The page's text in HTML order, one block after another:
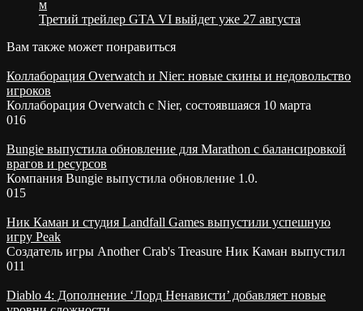
м
Третий трейлер GTA VI выйдет уже 27 августа
Вам также может понравиться
Коллаборация Overwatch и Nier: новые скины и недовольство
игроков
Коллаборация Overwatch с Nier, состоявшаяся 10 марта
016
Bungie выпустила обновление для Marathon с балансировкой
врагов и ресурсов
Компания Bungie выпустила обновление 1.0.
015
Ник Каман и студия Landfall Games выпустили успешную
игру Peak
Создатель игры Another Crab's Treasure Ник Каман выпустил
011
Diablo 4: Дополнение ‘Лорд Ненависти’ добавляет новые